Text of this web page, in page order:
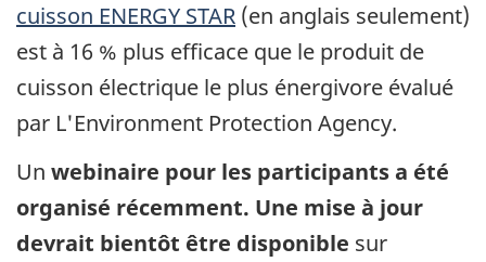
cuisson ENERGY STAR (en anglais seulement)
est à 16 % plus efficace que le produit de
cuisson électrique le plus énergivore évalué
par L'Environment Protection Agency.
Un webinaire pour les participants a été
organisé récemment. Une mise à jour
devrait bientôt être disponible sur